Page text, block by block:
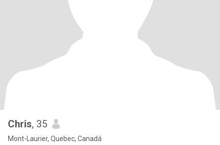
Chris, 35
Mont-Laurier, Quebec, Canadá